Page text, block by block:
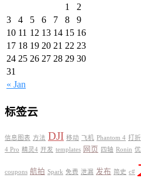
« Jan
1
2
3
4 5 6 7 8
9
10 11 12 13 14 15 16
17 18 19 20 21 22 23
24 25 26 27 28 29 30
31
标签云
信息图表 方法 DJI 移动 飞机 Phantom 4 打折
4 Pro 精灵4 开发 templates 网页 四轴 Ronin
coupons 航拍 Spark 免费 泄漏 发布 简史 c#